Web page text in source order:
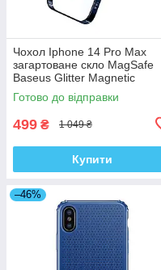
Чохол Iphone 14 Pro Max
загартоване скло MagSafe
Baseus Glitter Magnetic
ARMC010703 kr
Готово до відправки
499 ₴ 1 049 ₴
Купити
–46%